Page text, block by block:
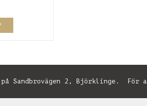
Sandbrovägen 2, Björklinge. För